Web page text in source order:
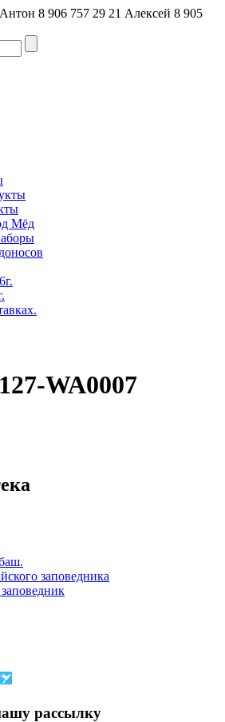
Антон 8 906 757 29 21 Алексей 8 905
Мёд
WA0007
заповедника
рассылку